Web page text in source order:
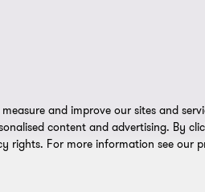
and improve our sites and
content and advertising. By
rights. For more information see our